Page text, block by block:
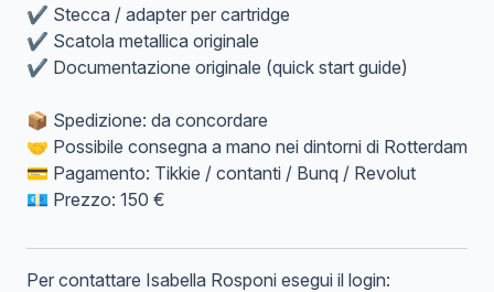
✔️ Stecca / adapter per cartridge
✔️ Scatola metallica originale
✔️ Documentazione originale (quick start guide)
📦 Spedizione: da concordare
🤝 Possibile consegna a mano nei dintorni di Rotterdam
💳 Pagamento: Tikkie / contanti / Bunq / Revolut
💶 Prezzo: 150 €
Per contattare Isabella Rosponi esegui il login: